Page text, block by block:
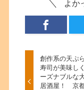
よか
創作系の天ぷ
寿司が美味し
ーズナブルな
居酒屋！ 京